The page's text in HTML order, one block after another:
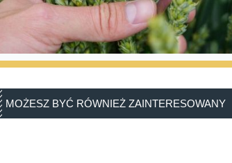
MOŻESZ BYĆ RÓWNIEŻ ZAINTERESOWANY